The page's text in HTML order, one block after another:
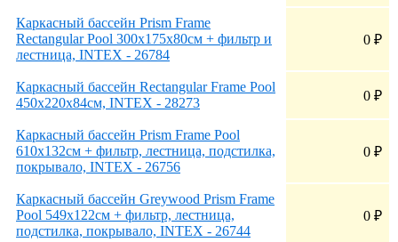
Каркасный бассейн Prism Frame
Rectangular Pool 300х175х80см + фильтр и
лестница, INTEX - 26784
0 ₽
Каркасный бассейн Rectangular Frame Pool
450х220х84см, INTEX - 28273
0 ₽
Каркасный бассейн Prism Frame Pool
610х132см + фильтр, лестница, подстилка,
покрывало, INTEX - 26756
0 ₽
Каркасный бассейн Greywood Prism Frame
Pool 549х122см + фильтр, лестница,
подстилка, покрывало, INTEX - 26744
0 ₽